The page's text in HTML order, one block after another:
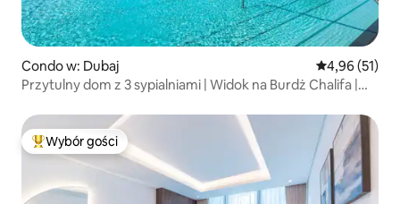
Condo w: Dubaj Średnia
4,96 (51)
Przytulny dom z 3 sypialniami | Widok na Burdż Chalifa |
Najpopularniejsze z kategorii Wybór gości
Wybór gości